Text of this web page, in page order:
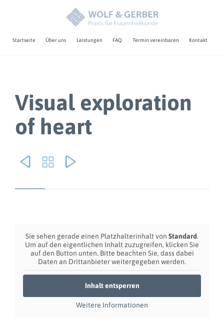
Startseite Über uns Leistungen FAQ Termin vereinbaren Kontakt
Visual exploration
of heart
  
Sie sehen gerade einen Platzhalterinhalt von Standard.
Um auf den eigentlichen Inhalt zuzugreifen, klicken Sie
auf den Button unten. Bitte beachten Sie, dass dabei
Daten an Drittanbieter weitergegeben werden.
Inhalt entsperren
Weitere Informationen